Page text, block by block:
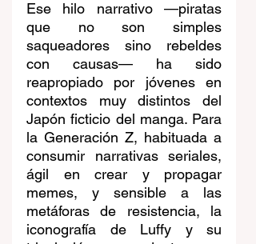
Ese hilo narrativo —piratas
que no son simples
saqueadores sino rebeldes
con causas— ha sido
reapropiado por jóvenes en
contextos muy distintos del
Japón ficticio del manga. Para
la Generación Z, habituada a
consumir narrativas seriales,
ágil en crear y propagar
memes, y sensible a las
metáforas de resistencia, la
iconografía de Luffy y su